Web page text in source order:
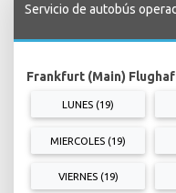
Servicio de autobús
Frankfurt (Main)
LUNES (19)
MIERCOLES (19)
VIERNES (19)